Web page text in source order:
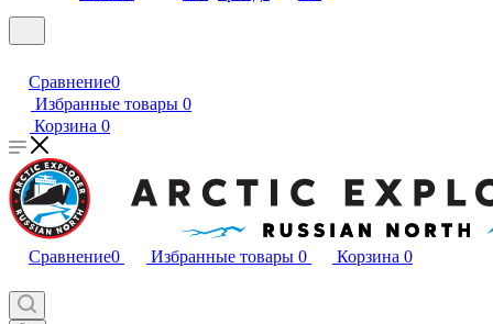
Сравнение0
Избранные товары 0
Корзина 0
Сравнение0 Избранные товары 0 Корзина 0